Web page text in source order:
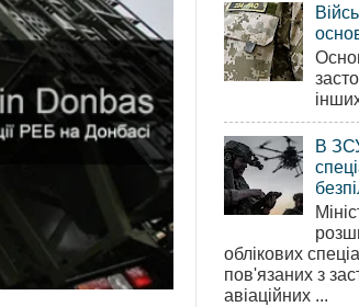
В
облікових
пов'язаних з
авіаційних ...